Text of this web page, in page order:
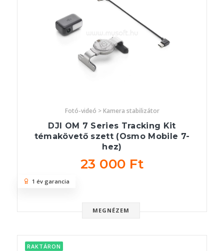
Fotó-videó > Kamera stabilizátor
DJI OM 7 Series Tracking Kit
témakövető szett (Osmo Mobile 7-
hez)
23 000 Ft
MEGNÉZEM
1 év garancia
RAKTÁRON